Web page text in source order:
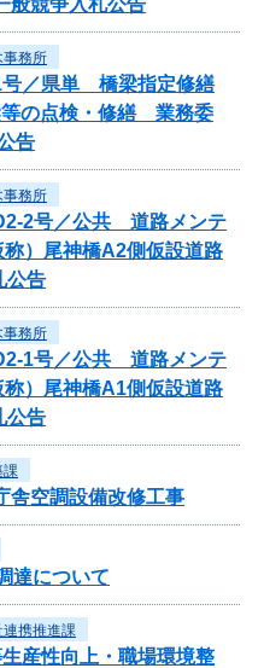
事務所
号／県単 橋梁指定修繕
等の点検・修繕 業務委
告
事務所
2号／公共 道路メンテ
）尾神橋A2側仮設道路
公告
事務所
1号／公共 道路メンテ
）尾神橋A1側仮設道路
公告
課
舎空調設備改修工事
達について
連携推進課
産性向上・職場環境整